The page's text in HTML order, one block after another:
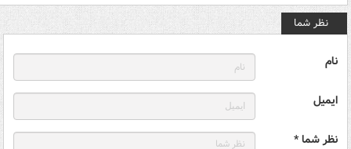
نظر شما
نام
ایمیل
نظر شما *